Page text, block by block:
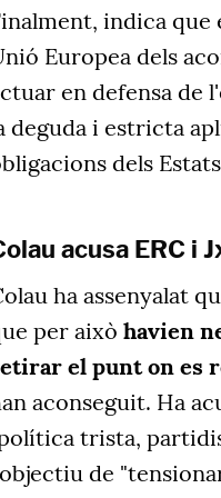
indica que
Europea dels
en defensa de
deguda i estricta
dels
acusa ERC i
ha assenyalat
per això havien
el punt on es
aconseguit. Ha
trista,
de